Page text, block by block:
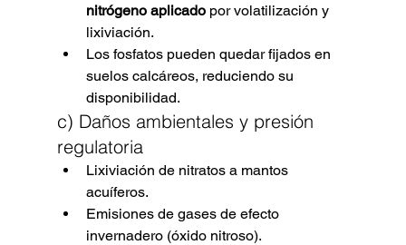
nitrógeno aplicado por volatilización y
lixiviación.
Los fosfatos pueden quedar fijados en
suelos calcáreos, reduciendo su
disponibilidad.
c) Daños ambientales y presión
regulatoria
Lixiviación de nitratos a mantos
acuíferos.
Emisiones de gases de efecto
invernadero (óxido nitroso).